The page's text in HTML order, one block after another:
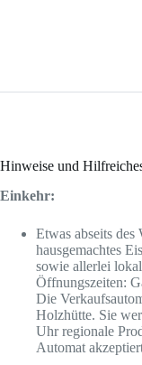
Hinweise und
Einkehr:
Etwas abseits
hausgemachtes
sowie allerlei
Öffnungszeiten:
Die
Holzhütte. Sie
Uhr regionale
Automat